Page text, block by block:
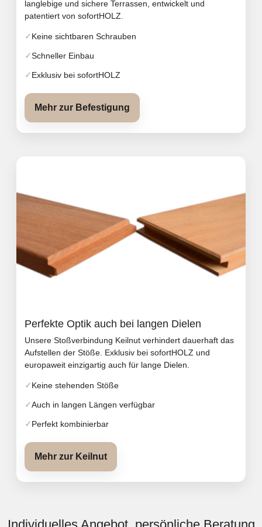
langlebige und sichere Terrassen, entwickelt und
patentiert von sofortHOLZ.
Keine sichtbaren Schrauben
Schneller Einbau
Exklusiv bei sofortHOLZ
Mehr zur Befestigung
Perfekte Optik auch bei langen Dielen
Unsere Stoßverbindung Keilnut verhindert dauerhaft das
Aufstellen der Stöße. Exklusiv bei sofortHOLZ und
europaweit einzigartig auch für lange Dielen.
Keine stehenden Stöße
Auch in langen Längen verfügbar
Perfekt kombinierbar
Mehr zur Keilnut